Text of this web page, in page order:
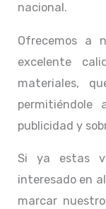
nacional.
Ofrecemos a
excelente
materiales,
permitiéndole
publicidad y
Si ya estas
interesado en
marcar